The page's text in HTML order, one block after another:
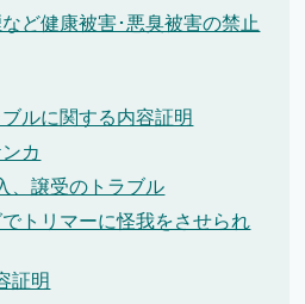
ど健康被害･悪臭被害の禁止
ルに関する内容証明
カ
、譲受のトラブル
でトリマーに怪我をさせられ
証明